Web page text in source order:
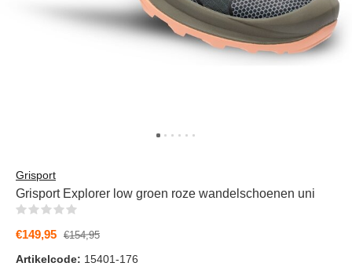
Grisport
Grisport Explorer low groen roze wandelschoenen uni
€149,95 €154,95
Artikelcode: 15401-176